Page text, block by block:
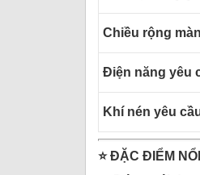
Chiều rộng
Điện năng yêu
Khí nén yêu
⭐ĐẶC ĐIỂM